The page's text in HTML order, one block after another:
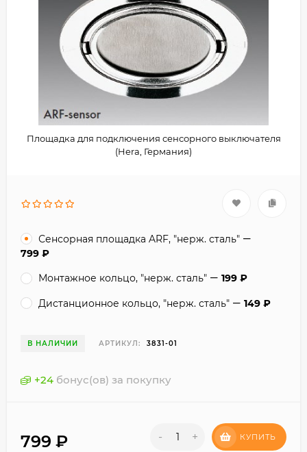
Площадка для подключения сенсорного выключателя
(Hera, Германия)
Сенсорная площадка ARF, "нерж. сталь"
799 ₽
Монтажное кольцо, "нерж. сталь"
199 ₽
Дистанционное кольцо, "нерж. сталь" 149 ₽
В НАЛИЧИИ АРТИКУЛ: 3831-01
+24 бонус(ов) за покупку
799 ₽ - + КУПИТЬ